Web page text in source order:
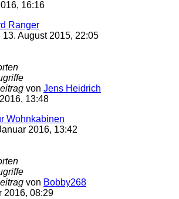
16:16
Ranger
13. August 2015, 22:05
von Jens Heidrich
13:48
Wohnkabinen
2016, 13:42
von Bobby268
2016, 08:29